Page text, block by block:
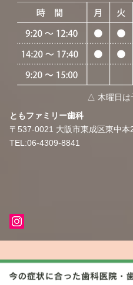
△ 木曜日は
​​ともファミリー歯科
〒537-0021 大阪市東成区東中本
TEL:06-4309-8841